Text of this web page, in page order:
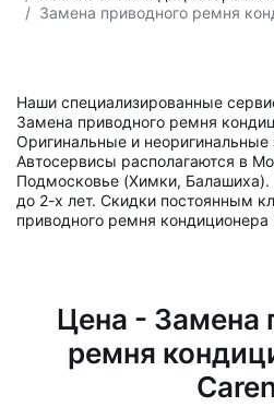
Замена приводного ремня
Наши специализированные
Замена приводного ремня
Оригинальные и неоригинальные
Автосервисы располагаются в
Подмосковье (Химки, Балашиха).
до 2-х лет. Скидки постоянным
приводного ремня
Цена - Замена
ремня